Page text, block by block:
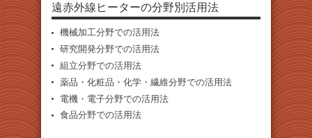
遠赤外線ヒーターの分野別活用法
機械加工分野での活用法
研究開発分野での活用法
組立分野での活用法
薬品・化粧品・化学・繊維分野での活用法
電機・電子分野での活用法
食品分野での活用法